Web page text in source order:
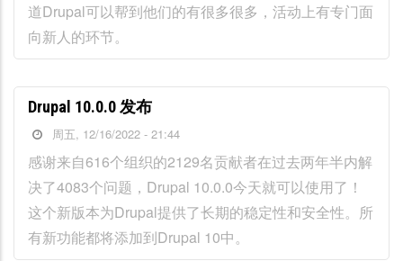
道Drupal可以帮到他们的有很多很多，活动上有专门面
向新人的环节。
Drupal 10.0.0 发布
周五, 12/16/2022 - 21:44
感谢来自616个组织的2129名贡献者在过去两年半内解
决了4083个问题，Drupal 10.0.0今天就可以使用了！
这个新版本为Drupal提供了长期的稳定性和安全性。所
有新功能都将添加到Drupal 10中。